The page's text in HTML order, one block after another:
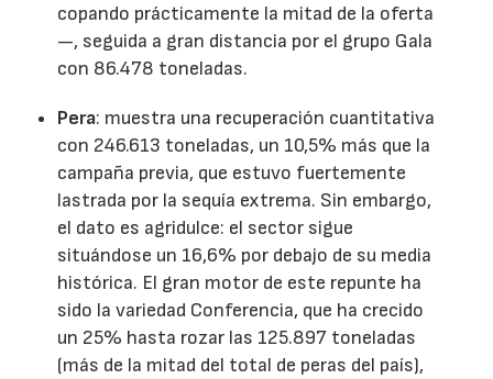
copando prácticamente la mitad de la oferta
—, seguida a gran distancia por el grupo Gala
con 86.478 toneladas.
Pera: muestra una recuperación cuantitativa
con 246.613 toneladas, un 10,5% más que la
campaña previa, que estuvo fuertemente
lastrada por la sequía extrema. Sin embargo,
el dato es agridulce: el sector sigue
situándose un 16,6% por debajo de su media
histórica. El gran motor de este repunte ha
sido la variedad Conferencia, que ha crecido
un 25% hasta rozar las 125.897 toneladas
(más de la mitad del total de peras del país),